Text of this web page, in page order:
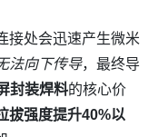
接处会迅速产生微米
法向下传导，最终导
封装焊料的核心价
拔强度提升40%以